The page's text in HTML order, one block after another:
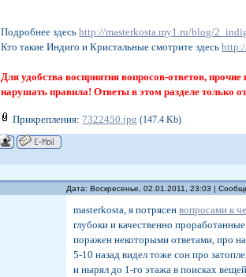
Подробнее здесьhttp://masterkosta.my1.ru/blog/
Кто такие Индиго и Кристальные смотрите здесь
Для удобства восприятия вопросов-ответов,
нарушать правила! Ответы в этом разделе
Прикрепления: 7322450.jpg (147.4 Kb)
Дата: Воскресенье, 02.01.2011, 23:03 |
masterkosta, я потрясенвопросами к
глубоки и качественно
поражен некоторыми ответами, про
5-10 назад видел тоже сон про
и нырял до 1-го этажа в поисках